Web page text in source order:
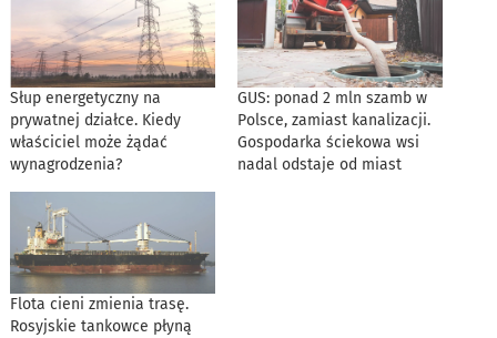
Słup energetyczny na
prywatnej działce. Kiedy
właściciel może żądać
wynagrodzenia?
GUS: ponad 2 mln szamb w
Polsce, zamiast kanalizacji.
Gospodarka ściekowa wsi
nadal odstaje od miast
Flota cieni zmienia trasę.
Rosyjskie tankowce płyną